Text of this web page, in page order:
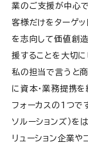
業のご支援が中心
客様だけをターゲ
を志向して価値創
援することを大切に
私の担当で言うと
に資本・業務提携
フォーカスの1つで
ソルーションズ）
リューション企業や